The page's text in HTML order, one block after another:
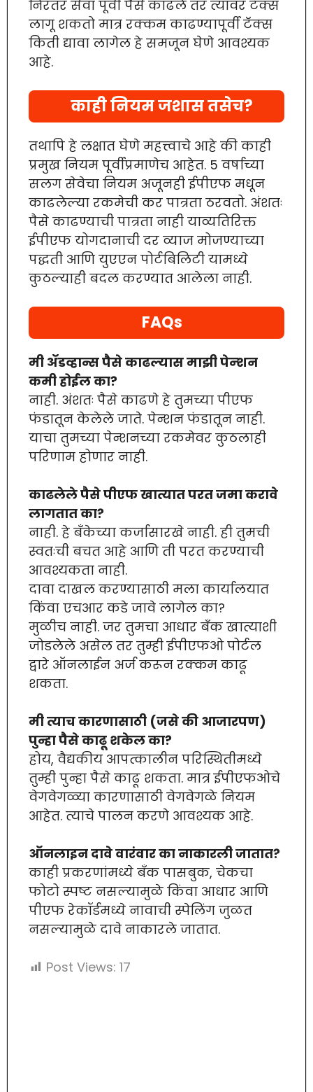
निरंतर सेवा पूर्वी पैसे काढले तर त्यावर टॅक्स
लागू शकतो मात्र रक्कम काढण्यापूर्वी टॅक्स
किती द्यावा लागेल हे समजून घेणे आवश्यक
आहे.
काही नियम जशास तसेच?
तथापि हे लक्षात घेणे महत्त्वाचे आहे की काही
प्रमुख नियम पूर्वीप्रमाणेच आहेत. 5 वर्षाच्या
सलग सेवेचा नियम अजूनही ईपीएफ मधून
काढलेल्या रकमेची कर पात्रता ठरवतो. अंशतः
पैसे काढण्याची पात्रता नाही याव्यतिरिक्त
ईपीएफ योगदानाची दर व्याज मोजण्याच्या
पद्धती आणि युएएन पोर्टबिलिटी यामध्ये
कुठल्याही बदल करण्यात आलेला नाही.
FAQs
मी ॲडव्हान्स पैसे काढल्यास माझी पेन्शन
कमी होईल का?
नाही. अंशतः पैसे काढणे हे तुमच्या पीएफ
फंडातून केलेले जाते. पेन्शन फंडातून नाही.
याचा तुमच्या पेन्शनच्या रकमेवर कुठलाही
परिणाम होणार नाही.
काढलेले पैसे पीएफ खात्यात परत जमा करावे
लागतात का?
नाही. हे बँकेच्या कर्जासारखे नाही. ही तुमची
स्वतःची बचत आहे आणि ती परत करण्याची
आवश्यकता नाही.
दावा दाखल करण्यासाठी मला कार्यालयात
किंवा एचआर कडे जावे लागेल का?
मुळीच नाही. जर तुमचा आधार बँक खात्याशी
जोडलेले असेल तर तुम्ही ईपीएफओ पोर्टल
द्वारे ऑनलाईन अर्ज करून रक्कम काढू
शकता.
मी त्याच कारणासाठी (जसे की आजारपण)
पुन्हा पैसे काढू शकेल का?
होय, वैद्यकीय आपत्कालीन परिस्थितीमध्ये
तुम्ही पुन्हा पैसे काढू शकता. मात्र ईपीएफओचे
वेगवेगळ्या कारणासाठी वेगवेगळे नियम
आहेत. त्याचे पालन करणे आवश्यक आहे.
ऑनलाइन दावे वारंवार का नाकारली जातात?
काही प्रकरणांमध्ये बँक पासबुक, चेकचा
फोटो स्पष्ट नसल्यामुळे किंवा आधार आणि
पीएफ रेकॉर्डमध्ये नावाची स्पेलिंग जुळत
नसल्यामुळे दावे नाकारले जातात.
Post Views: 17